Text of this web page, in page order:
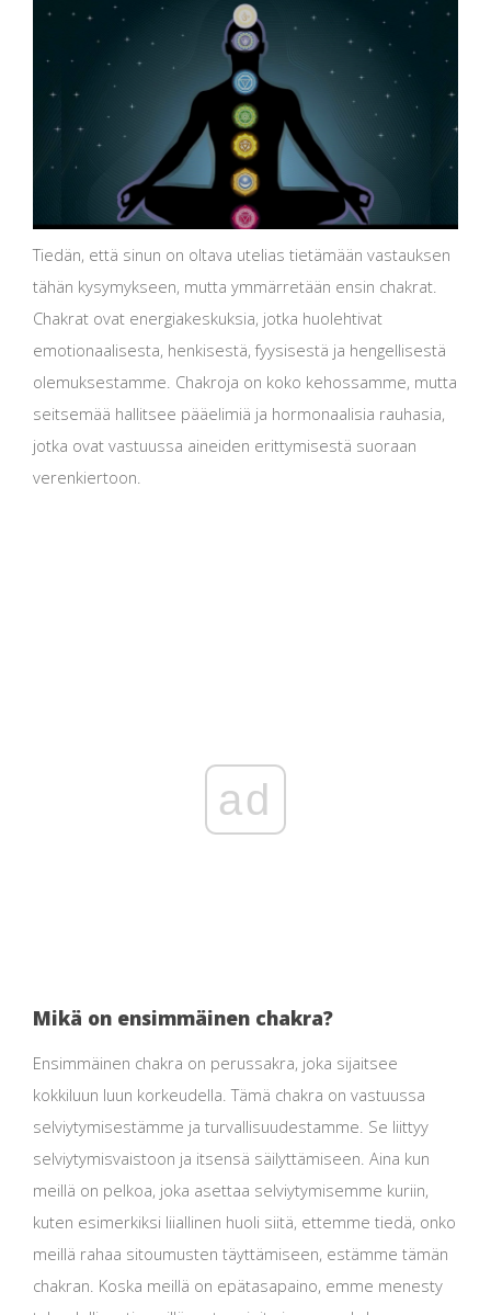
Tiedän, että sinun on oltava utelias tietämään vastauksen
tähän kysymykseen, mutta ymmärretään ensin chakrat.
Chakrat ovat energiakeskuksia, jotka huolehtivat
emotionaalisesta, henkisestä, fyysisestä ja hengellisestä
olemuksestamme. Chakroja on koko kehossamme, mutta
seitsemää hallitsee pääelimiä ja hormonaalisia rauhasia,
jotka ovat vastuussa aineiden erittymisestä suoraan
verenkiertoon.
ad
Mikä on ensimmäinen chakra?
Ensimmäinen chakra on perussakra, joka sijaitsee
kokkiluun luun korkeudella. Tämä chakra on vastuussa
selviytymisestämme ja turvallisuudestamme. Se liittyy
selviytymisvaistoon ja itsensä säilyttämiseen. Aina kun
meillä on pelkoa, joka asettaa selviytymisemme kuriin,
kuten esimerkiksi liiallinen huoli siitä, ettemme tiedä, onko
meillä rahaa sitoumusten täyttämiseen, estämme tämän
chakran. Koska meillä on epätasapaino, emme menesty